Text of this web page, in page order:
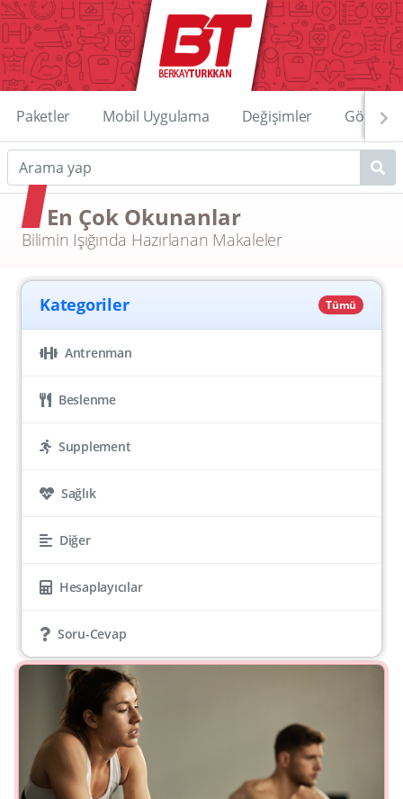
Paketler Mobil Uygulama Değişimler
En Çok Okunanlar
Bilimin Işığında Hazırlanan Makaleler
Kategoriler Tümü
Antrenman
Beslenme
Supplement
Sağlık
Diğer
Hesaplayıcılar
Soru-Cevap